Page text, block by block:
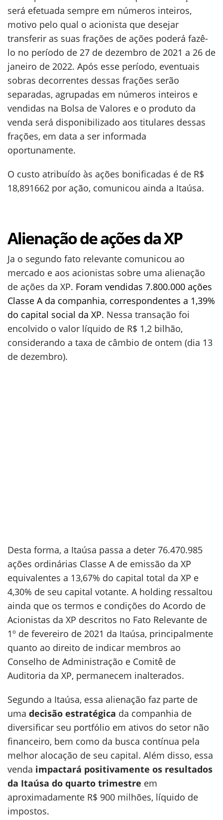
será efetuada sempre em números inteiros,
motivo pelo qual o acionista que desejar
transferir as suas frações de ações poderá fazê-
lo no período de 27 de dezembro de 2021 a 26 de
janeiro de 2022. Após esse período, eventuais
sobras decorrentes dessas frações serão
separadas, agrupadas em números inteiros e
vendidas na Bolsa de Valores e o produto da
venda será disponibilizado aos titulares dessas
frações, em data a ser informada
oportunamente.
O custo atribuído às ações bonificadas é de R$
18,891662 por ação, comunicou ainda a Itaúsa.
Alienação de ações da XP
Ja o segundo fato relevante comunicou ao
mercado e aos acionistas sobre uma alienação
de ações da XP. Foram vendidas 7.800.000 ações
Classe A da companhia, correspondentes a 1,39%
do capital social da XP. Nessa transação foi
encolvido o valor líquido de R$ 1,2 bilhão,
considerando a taxa de câmbio de ontem (dia 13
de dezembro).
Desta forma, a Itaúsa passa a deter 76.470.985
ações ordinárias Classe A de emissão da XP
equivalentes a 13,67% do capital total da XP e
4,30% de seu capital votante. A holding ressaltou
ainda que os termos e condições do Acordo de
Acionistas da XP descritos no Fato Relevante de
1º de fevereiro de 2021 da Itaúsa, principalmente
quanto ao direito de indicar membros ao
Conselho de Administração e Comitê de
Auditoria da XP, permanecem inalterados.
Segundo a Itaúsa, essa alienação faz parte de
uma decisão estratégica da companhia de
diversificar seu portfólio em ativos do setor não
financeiro, bem como da busca contínua pela
melhor alocação de seu capital. Além disso, essa
venda impactará positivamente os resultados
da Itaúsa do quarto trimestre em
aproximadamente R$ 900 milhões, líquido de
impostos.